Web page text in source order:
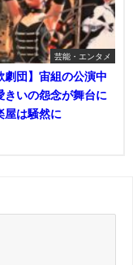
芸能・エンタメ
劇団】宙組の公演中
きいの怨念が舞台に
屋は騒然に